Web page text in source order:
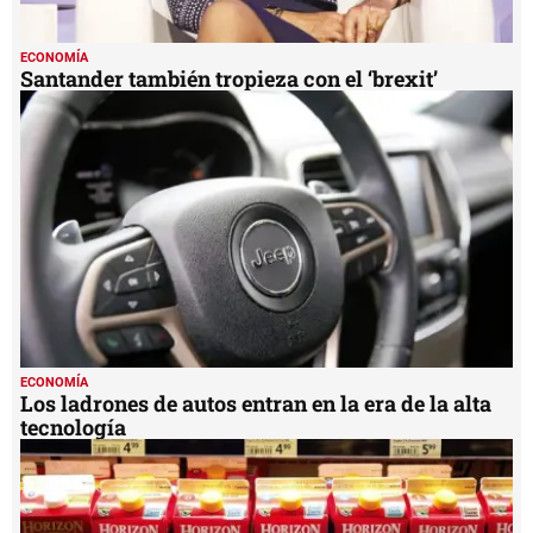
ECONOMÍA
Santander también tropieza con el ‘brexit’
ECONOMÍA
Los ladrones de autos entran en la era de la alta
tecnología